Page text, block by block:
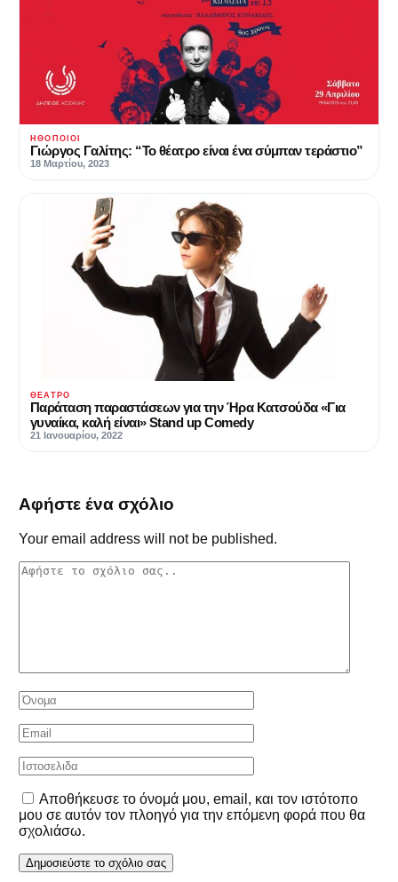
ΗΘΟΠΟΙΟΊ
Γιώργος Γαλίτης: “Το θέατρο είναι ένα σύμπαν τεράστιο”
18 Μαρτίου, 2023
ΘΈΑΤΡΟ
Παράταση παραστάσεων για την Ήρα Κατσούδα «Για
γυναίκα, καλή είναι» Stand up Comedy
21 Ιανουαρίου, 2022
Αφήστε ένα σχόλιο
Your email address will not be published.
Αποθήκευσε το όνομά μου, email, και τον ιστότοπο
μου σε αυτόν τον πλοηγό για την επόμενη φορά που θα
σχολιάσω.